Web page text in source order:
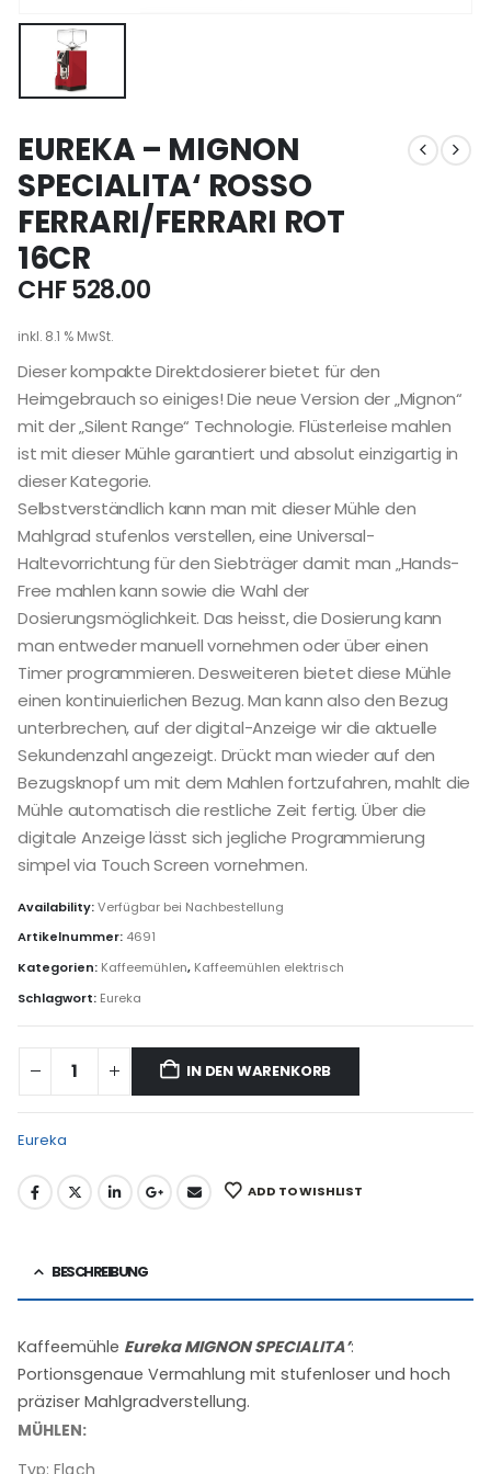
EUREKA – MIGNON
SPECIALITA‘ ROSSO
FERRARI/FERRARI ROT
16CR
CHF528.00
inkl. 8.1 % MwSt.
Dieser kompakte Direktdosierer bietet für den
Heimgebrauch so einiges! Die neue Version der „Mignon“
mit der „Silent Range“ Technologie. Flüsterleise mahlen
ist mit dieser Mühle garantiert und absolut einzigartig in
dieser Kategorie.
Selbstverständlich kann man mit dieser Mühle den
Mahlgrad stufenlos verstellen, eine Universal-
Haltevorrichtung für den Siebträger damit man „Hands-
Free mahlen kann sowie die Wahl der
Dosierungsmöglichkeit. Das heisst, die Dosierung kann
man entweder manuell vornehmen oder über einen
Timer programmieren. Desweiteren bietet diese Mühle
einen kontinuierlichen Bezug. Man kann also den Bezug
unterbrechen, auf der digital-Anzeige wir die aktuelle
Sekundenzahl angezeigt. Drückt man wieder auf den
Bezugsknopf um mit dem Mahlen fortzufahren, mahlt die
Mühle automatisch die restliche Zeit fertig. Über die
digitale Anzeige lässt sich jegliche Programmierung
simpel via Touch Screen vornehmen.
Availability:Verfügbar bei Nachbestellung
Artikelnummer: 4691
Kategorien: Kaffeemühlen, Kaffeemühlen elektrisch
Schlagwort: Eureka
IN DEN WARENKORB
Eureka
ADD TO WISHLIST
BESCHREIBUNG
Kaffeemühle Eureka MIGNON SPECIALITA’:
Portionsgenaue Vermahlung mit stufenloser und hoch
präziser Mahlgradverstellung.
MÜHLEN: